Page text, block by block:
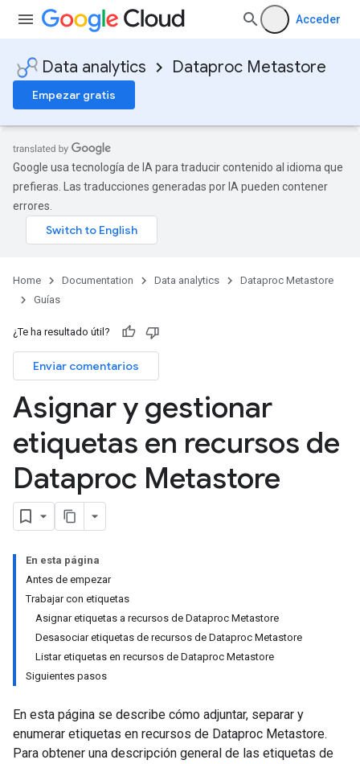
Acceder
Data analytics Dataproc Metastore
Empezar gratis
Google usa tecnología de IA para traducir contenido al idioma que
prefieras. Las traducciones generadas por IA pueden contener
errores.
Home Documentation Data analytics
Dataproc Metastore
Guías
¿Te ha resultado útil?
Enviar comentarios
Asignar y gestionar
etiquetas en recursos de
Dataproc Metastore
En esta página
Antes de empezar
Trabajar con etiquetas
Asignar etiquetas a recursos de Dataproc Metastore
Desasociar etiquetas de recursos de Dataproc Metastore
Listar etiquetas en recursos de Dataproc Metastore
Siguientes pasos
En esta página se describe cómo adjuntar, separar y
enumerar etiquetas en recursos de Dataproc Metastore.
Para obtener una descripción general de las etiquetas de